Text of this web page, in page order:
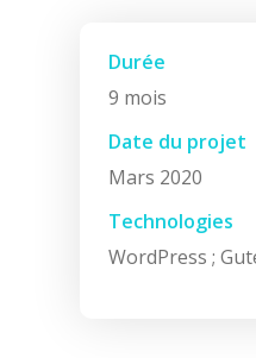
Durée
9 mois
Date du projet
Mars 2020
Technologies
WordPress ;